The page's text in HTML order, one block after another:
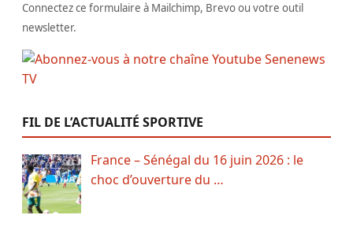
Connectez ce formulaire à Mailchimp, Brevo ou votre outil
newsletter.
FIL DE L’ACTUALITÉ SPORTIVE
France – Sénégal du 16 juin 2026 : le
choc d’ouverture du …